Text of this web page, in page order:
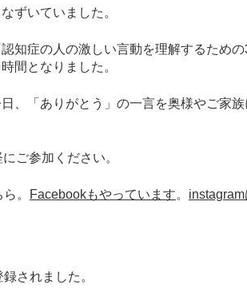
ずいていました。
知症の人の激しい言動を理解するため
間となりました。
、「ありがとう」の一言を奥様やご家
ご参加ください。
。 Facebookもやっています。
録されました。